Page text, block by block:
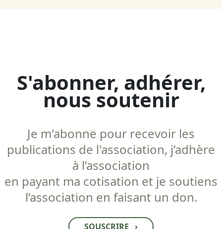
S'abonner, adhérer,
nous soutenir
Je m'abonne pour recevoir les
publications de l'association, j’adhère
à l’association
en payant ma cotisation et je soutiens
l’association en faisant un don.
SOUSCRIRE ›